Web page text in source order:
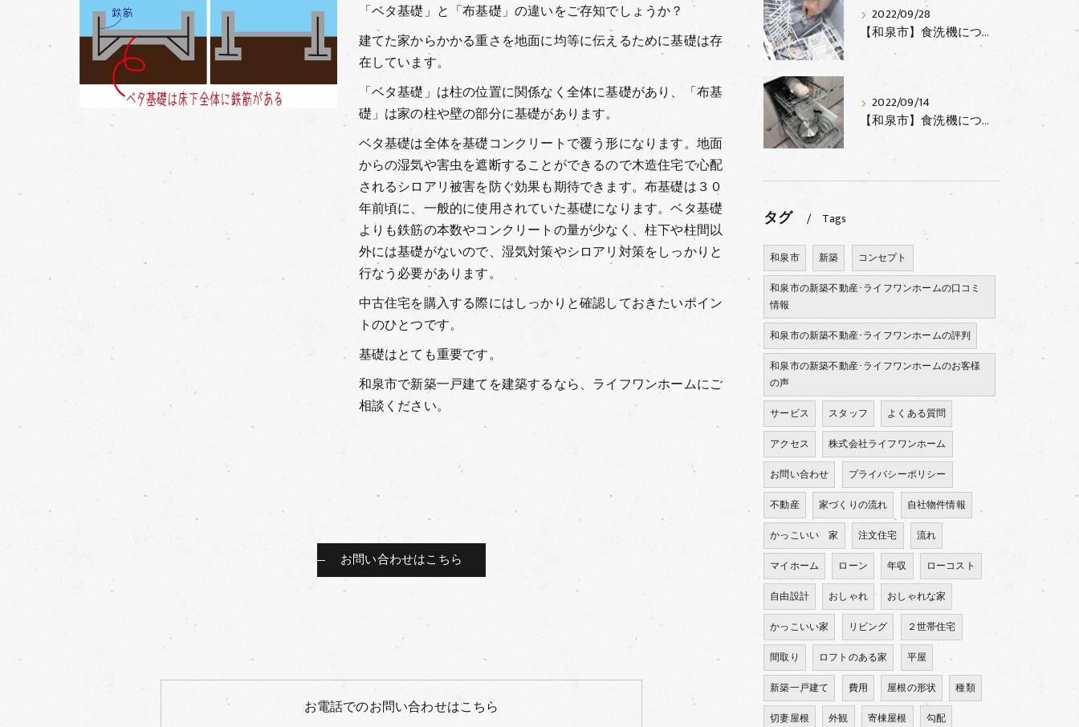
「ベタ基礎」と「布基礎」の違いをご存知でしょうか？
建てた家からかかる重さを地面に均等に伝えるために基礎は存
在しています。
「ベタ基礎」は柱の位置に関係なく全体に基礎があり、「布基
礎」は家の柱や壁の部分に基礎があります。
ベタ基礎は全体を基礎コンクリートで覆う形になります。地面
からの湿気や害虫を遮断することができるので木造住宅で心配
されるシロアリ被害を防ぐ効果も期待できます。布基礎は３０
年前頃に、一般的に使用されていた基礎になります。ベタ基礎
よりも鉄筋の本数やコンクリートの量が少なく、柱下や柱間以
外には基礎がないので、湿気対策やシロアリ対策をしっかりと
行なう必要があります。
中古住宅を購入する際にはしっかりと確認しておきたいポイン
トのひとつです。
基礎はとても重要です。
和泉市で新築一戸建てを建築するなら、ライフワンホームにご
相談ください。
お問い合わせはこちら
お電話でのお問い合わせはこちら
2022/09/28
【和泉市】食洗機について③
2022/09/14
【和泉市】食洗機について②
タグ Tags
和泉市 新築
コンセプト
和泉市の新築不動産･ライフワンホームの口コミ
情報
和泉市の新築不動産･ライフワンホームの評判
和泉市の新築不動産･ライフワンホームのお客様
の声
サービス
スタッフ
よくある質問
アクセス
株式会社ライフワンホーム
お問い合わせ
プライバシーポリシー
不動産
家づくりの流れ
自社物件情報
かっこいい 家
注文住宅
流れ
マイホーム
ローン 年収
ローコスト
自由設計
おしゃれ
おしゃれな家
かっこいい家
リビング
２世帯住宅
間取り
ロフトのある家
平屋
新築一戸建て
費用 屋根の形状
種類
切妻屋根
外観 寄棟屋根
勾配